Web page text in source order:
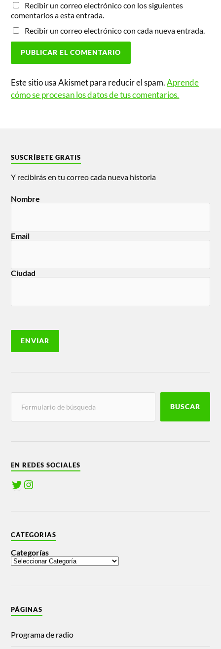
Recibir un correo electrónico con los siguientes
comentarios a esta entrada.
Recibir un correo electrónico con cada nueva entrada.
Este sitio usa Akismet para reducir el spam.Aprende
cómo se procesan los datos de tus comentarios.
SUSCRÍBETE GRATIS
Y recibirás en tu correo cada nueva historia
Nombre
Email
Ciudad
BUSCAR
EN REDES SOCIALES
CATEGORIAS
Categorías
PÁGINAS
Programa de radio